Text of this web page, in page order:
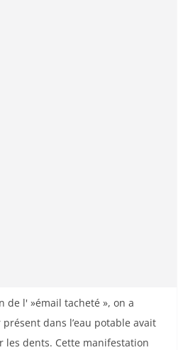
de l' »émail tacheté », on a
dans l’eau potable avait
les dents. Cette manifestation